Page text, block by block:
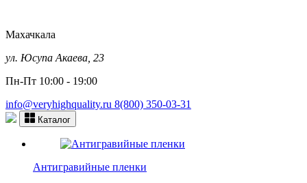
Махачкала
ул. Юсупа Акаева, 23
Пн-Пт 10:00 - 19:00
info@veryhighquality.ru 8(800) 350-03-31
Каталог
Антигравийные пленки